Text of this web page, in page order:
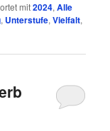
mit2024,Alle
, Unterstufe,Vielfalt,